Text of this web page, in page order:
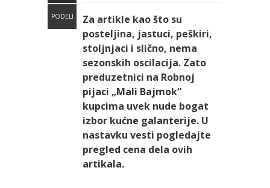
PODELI
Za artikle kao što su
posteljina, jastuci, peškiri,
stoljnjaci i slično, nema
sezonskih oscilacija. Zato
preduzetnici na Robnoj
pijaci „Mali Bajmok“
kupcima uvek nude bogat
izbor kućne galanterije. U
nastavku vesti pogledajte
pregled cena dela ovih
artikala.